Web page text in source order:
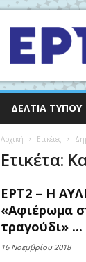
ΔΕΛΤΊΑ ΤΎΠΟΥ
Αρχική Ετικέτες
Ετικέτα:
ΕΡΤ2 – Η
«Αφιέρωμα
τραγούδι» ...
16 Νοεμβρίου 2018